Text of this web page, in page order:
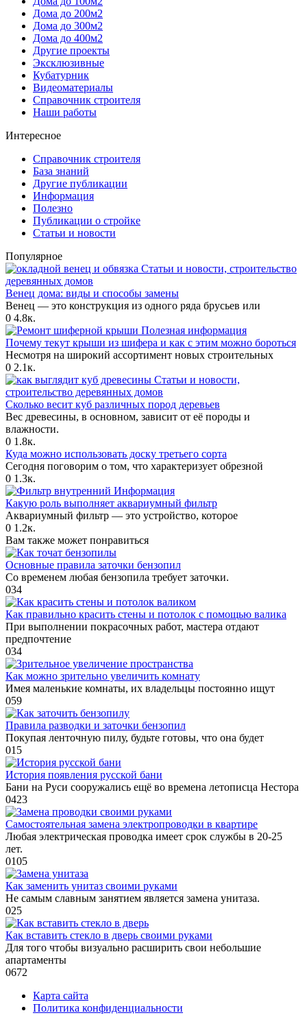
Дома до 200м2
Дома до 300м2
Дома до 400м2
Другие проекты
Эксклюзивные
Кубатурник
Видеоматериалы
Справочник строителя
Наши работы
Интересное
Справочник строителя
База знаний
Другие публикации
Информация
Полезно
Публикации о стройке
Статьи и новости
Популярное
Статьи и новости, строительство
деревянных домов
Венец дома: виды и способы замены
Венец — это конструкция из одного ряда брусьев или
0 4.8к.
Полезная информация
Почему текут крыши из шифера и как с этим можно бороться
Несмотря на широкий ассортимент новых строительных
0 2.1к.
Статьи и новости,
строительство деревянных домов
Сколько весит куб различных пород деревьев
Вес древесины, в основном, зависит от её породы и
влажности.
0 1.8к.
Куда можно использовать доску третьего сорта
Сегодня поговорим о том, что характеризует обрезной
0 1.3к.
Информация
Какую роль выполняет аквариумный фильтр
Аквариумный фильтр — это устройство, которое
0 1.2к.
Вам также может понравиться
Основные правила заточки бензопил
Со временем любая бензопила требует заточки.
034
Как правильно красить стены и потолок с помощью валика
При выполнении покрасочных работ, мастера отдают
предпочтение
034
Как можно зрительно увеличить комнату
Имея маленькие комнаты, их владельцы постоянно ищут
059
Правила разводки и заточки бензопил
Покупая ленточную пилу, будьте готовы, что она будет
015
История появления русской бани
Бани на Руси сооружались ещё во времена летописца Нестора
0423
Самостоятельная замена электропроводки в квартире
Любая электрическая проводка имеет срок службы в 20-25
лет.
0105
Как заменить унитаз своими руками
Не самым славным занятием является замена унитаза.
025
Как вставить стекло в дверь своими руками
Для того чтобы визуально расширить свои небольшие
апартаменты
0672
Карта сайта
Политика конфиденциальности